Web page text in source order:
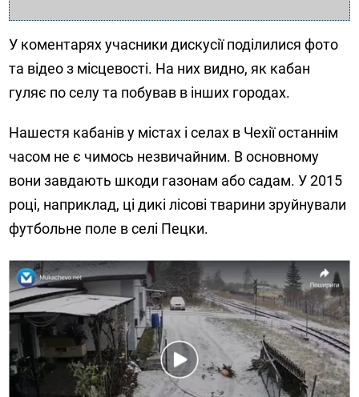
У коментарях учасники дискусії поділилися фото
та відео з місцевості. На них видно, як кабан
гуляє по селу та побував в інших городах.
Нашестя кабанів у містах і селах в Чехії останнім
часом не є чимось незвичайним. В основному
вони завдають шкоди газонам або садам. У 2015
році, наприклад, ці дикі лісові тварини зруйнували
футбольне поле в селі Пецки.